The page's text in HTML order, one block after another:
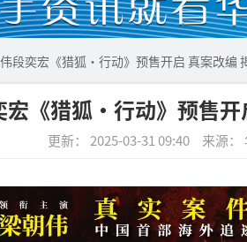
段奕宏《猎狐·行动》预售开启 真案改编
宏《猎狐·行动》预售
更新： 2025-03-31 09:40 来源：